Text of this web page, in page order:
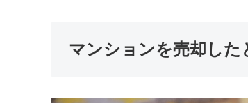
マンションを売却した